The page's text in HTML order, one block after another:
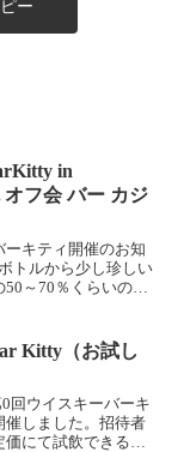
ー
in
フ会 バー カジ
キティ開催のお知
トルから少し珍しい
～70％くらいの価
し下さい。■開催日
Kitty（お試し
回ウイスキーバーキ
催しました。招待者
にて試飲できるよ